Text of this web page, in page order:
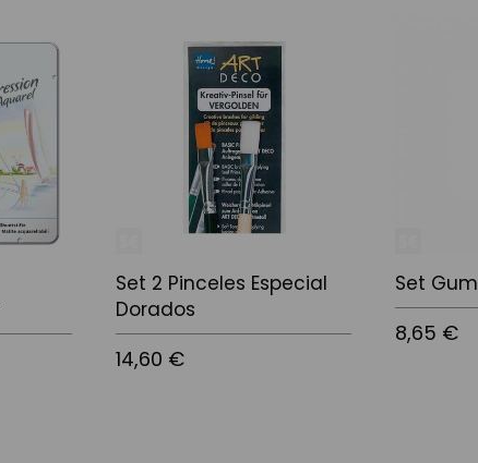
Set 2 Pinceles Especial
Dorados
14,60 €
Set
8,65 €